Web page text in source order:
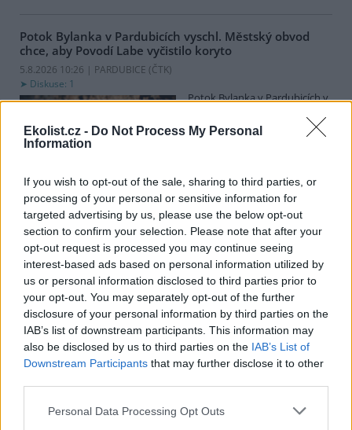
Ekolist.cz - Do Not Process My Personal
Information
If you wish to opt-out of the sale, sharing to third parties, or
processing of your personal or sensitive information for
targeted advertising by us, please use the below opt-out
section to confirm your selection. Please note that after your
opt-out request is processed you may continue seeing
interest-based ads based on personal information utilized by
us or personal information disclosed to third parties prior to
your opt-out. You may separately opt-out of the further
disclosure of your personal information by third parties on the
IAB’s list of downstream participants. This information may
also be disclosed by us to third parties on the IAB’s List of
Downstream Participants that may further disclose it to other
Personal Data Processing Opt Outs
Potok Bylanka v Pardubicích vyschl. Městský obvod
chce, aby Povodí Labe vyčistilo koryto
5.8.2026 10:26 | PARDUBICE (ČTK)
Diskuse: 1
Potok Bylanka v Pardubicích v
průtoků a suchého počasí
vyschl. Městský obvod VI chce
Povodí Labe. Organizace ale požadavek odmítla s tím, že údržbu
dělala už v červnu a další zásah v tuto chvíli neplánuje, zjistila ČTK.
Červený chce peníze ušetřené za rekultivaci rozdělit
obcím podle původní dohody
5.8.2026 01:29 (ČTK)
Diskuse: 2
Ministr životního prostředí
Igor Červený (Motoristé) chce
peníze, které Severní
energetická ušetřila na
rekultivacích hnědouhelného
lomu ČSA na Mostecku, rozdělit obcím podle původní dohody.
obcím prostřednictvím Státního fondu životního prostředí (SFŽP),